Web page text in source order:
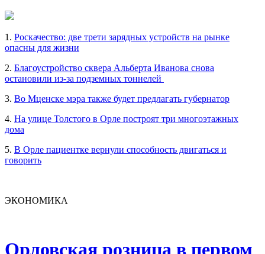
1. Роскачество: две трети зарядных устройств на рынке
опасны для жизни
2. Благоустройство сквера Альберта Иванова снова
остановили из-за подземных тоннелей
3. Во Мценске мэра также будет предлагать губернатор
4. На улице Толстого в Орле построят три многоэтажных
дома
5. В Орле пациентке вернули способность двигаться и
говорить
ЭКОНОМИКА
Орловская розница в первом